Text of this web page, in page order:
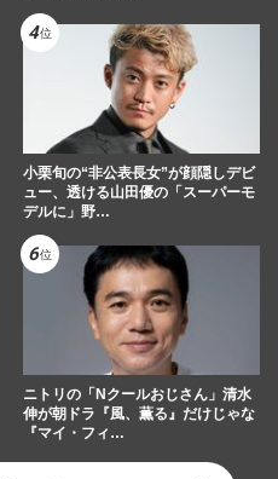
小栗旬の“非公表長女”が顔隠しデビ
ュー、透ける山田優の「スーパーモ
デルに」野…
ニトリの「Nクールおじさん」清水
伸が朝ドラ『風、薫る』だけじゃな
『マイ・フィ…